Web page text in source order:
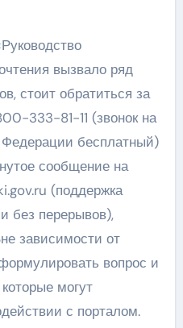
вызвало ряд
стоит обратиться за
333-81-11 (звонок на
бесплатный)
сообщение на
(поддержка
без перерывов),
зависимости от
вопрос и
могут
с порталом.